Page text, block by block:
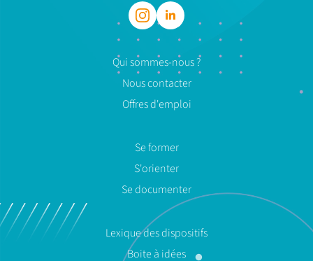
Qui sommes-nous ?
Nous contacter
Offres d'emploi
Se former
S'orienter
Se documenter
Lexique des dispositifs
Boite à idées